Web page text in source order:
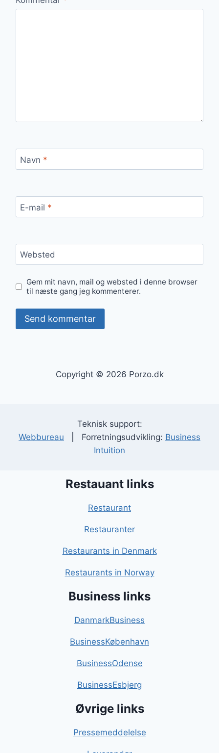
Navn *
E-mail *
Websted
Gem mit navn, mail og websted i denne browser
til næste gang jeg kommenterer.
Copyright © 2026 Porzo.dk
Teknisk support:
Webbureau | Forretningsudvikling: Business
Intuition
Restauant links
Restaurant
Restauranter
Restaurants in Denmark
Restaurants in Norway
Business links
DanmarkBusiness
BusinessKøbenhavn
BusinessOdense
BusinessEsbjerg
Øvrige links
Pressemeddelelse